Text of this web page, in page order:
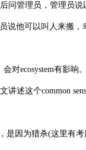
问管理员，管理员说
说他可以叫人来搬，
对ecosystem有影响
述这个common
是因为猎杀(这里有考